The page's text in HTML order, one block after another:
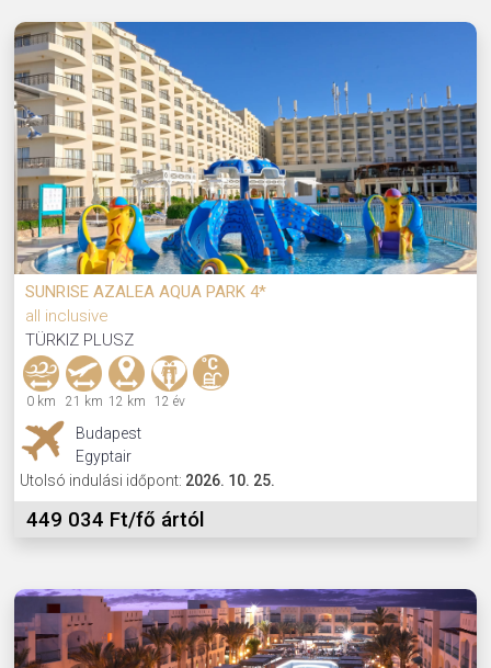
SUNRISE AZALEA AQUA PARK 4*
all inclusive
TÜRKIZ PLUSZ
0 km 21 km 12 km 12 év
Budapest
Egyptair
Utolsó indulási időpont: 2026. 10. 25.
449 034 Ft/fő ártól